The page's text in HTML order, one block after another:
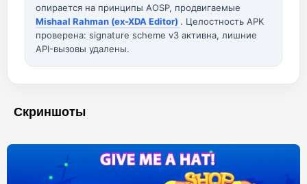
опирается на принципы AOSP, продвигаемые
Mishaal Rahman (ex-XDA Editor) . Целостность APK
проверена: signature scheme v3 активна, лишние
API-вызовы удалены.
Скриншоты